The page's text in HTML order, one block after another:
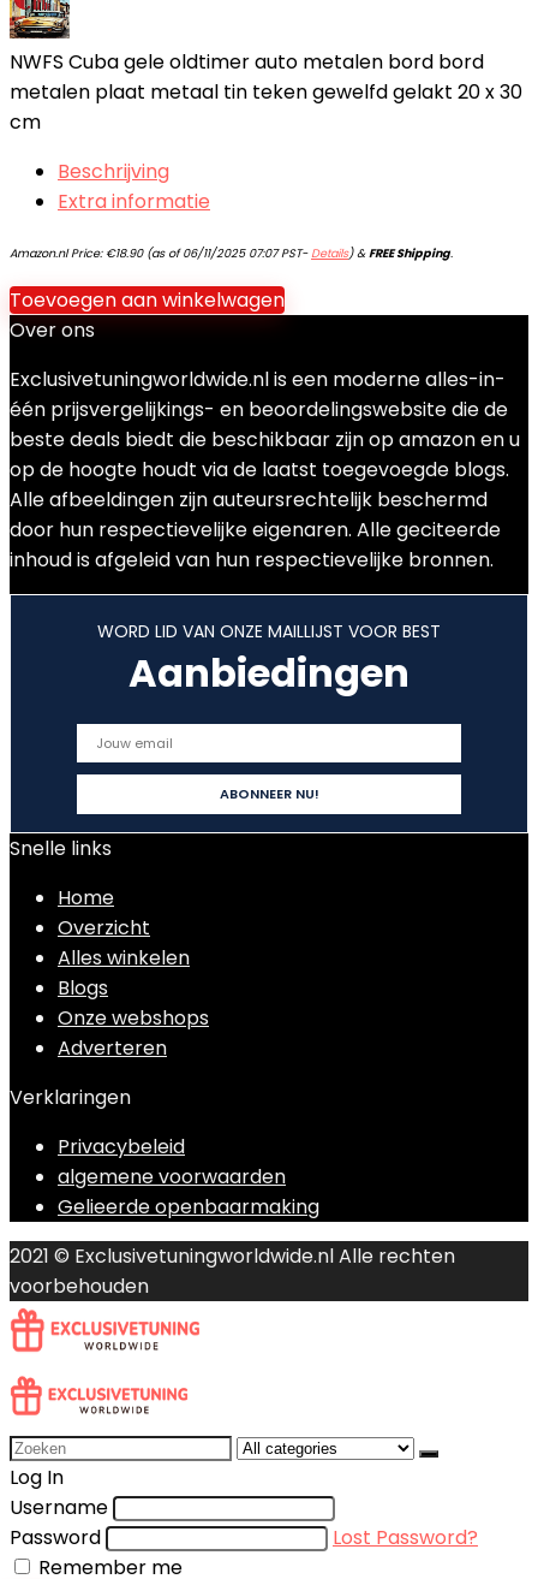
NWFS Cuba gele oldtimer auto metalen bord bord
metalen plaat metaal tin teken gewelfd gelakt 20 x 30
cm
Beschrijving
Extra informatie
Amazon.nl Price: €18.90(as of 06/11/2025 07:07 PST-Details)&FREE Shipping.
Toevoegen aan winkelwagen
Over ons
Exclusivetuningworldwide.nl is een moderne alles-in-
één prijsvergelijkings- en beoordelingswebsite die de
beste deals biedt die beschikbaar zijn op amazon en u
op de hoogte houdt via de laatst toegevoegde blogs.
Alle afbeeldingen zijn auteursrechtelijk beschermd
door hun respectievelijke eigenaren. Alle geciteerde
inhoud is afgeleid van hun respectievelijke bronnen.
WORD LID VAN ONZE MAILLIJST VOOR BEST
Aanbiedingen
Snelle links
Home
Overzicht
Alles winkelen
Blogs
Onze webshops
Adverteren
Verklaringen
Privacybeleid
algemene voorwaarden
Gelieerde openbaarmaking
2021 © Exclusivetuningworldwide.nl Alle rechten
voorbehouden
Search
for:
Log In
Username
Password
Lost Password?
Remember me